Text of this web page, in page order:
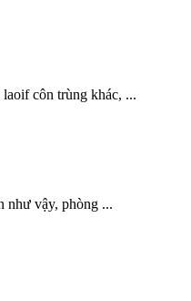
côn trùng khác, ...
như vậy, phòng ...